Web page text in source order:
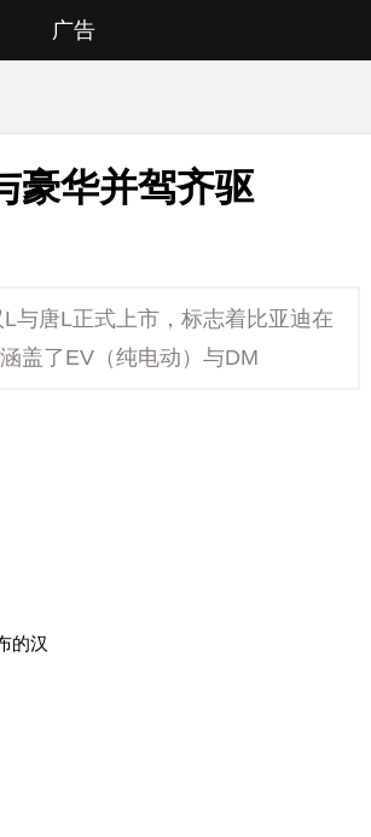
广告
豪华并驾齐驱
唐L正式上市，标志着比亚迪在
盖了EV（纯电动）与DM
的汉